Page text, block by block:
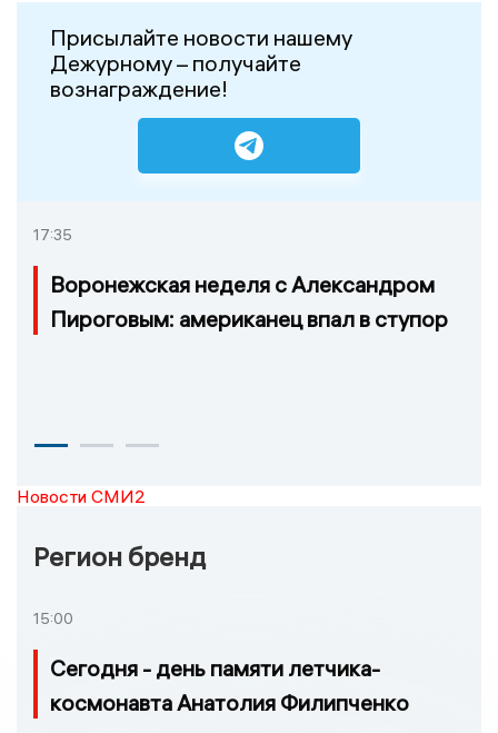
Присылайте новости нашему
Дежурному – получайте
вознаграждение!
17:35
Воронежская неделя с Александром
Пироговым: американец впал в ступор
Новости СМИ2
Регион бренд
15:00
Сегодня - день памяти летчика-
космонавта Анатолия Филипченко